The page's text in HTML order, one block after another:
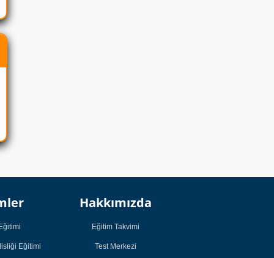
Eğitimi
Hakkımızda
Eğitim Takvimi
Test Merkezi